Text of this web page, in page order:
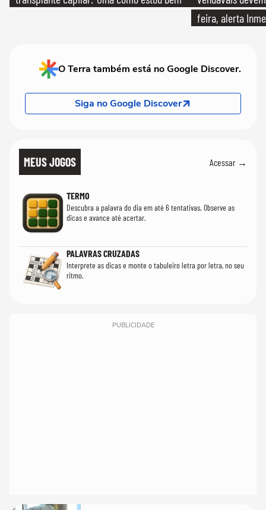
feira, alerta
O Terra também está no Google Discover.
Siga no Google Discover
MEUS JOGOS Acessar →
TERMO
Descubra a palavra do dia em até 6 tentativas. Observe as
dicas e avance até acertar.
PALAVRAS CRUZADAS
Interprete as dicas e monte o tabuleiro letra por letra, no seu
ritmo.
PUBLICIDADE